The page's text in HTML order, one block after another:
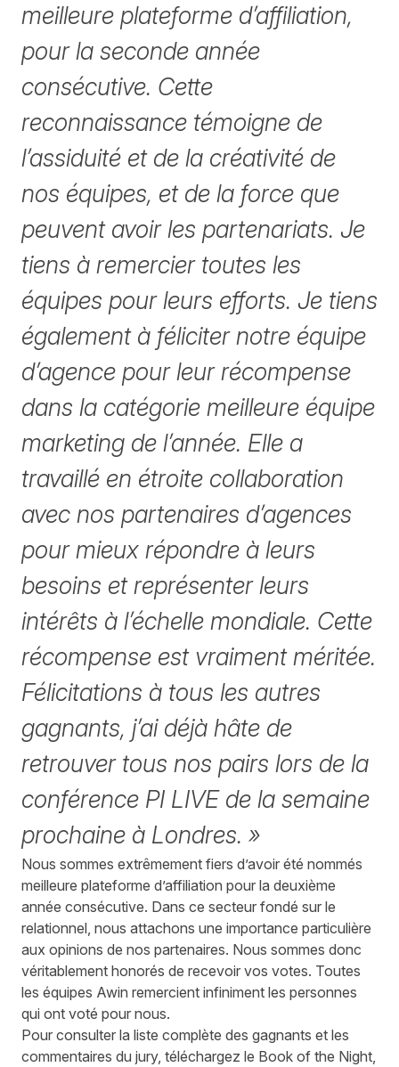
meilleure plateforme d’affiliation,
pour la seconde année
consécutive. Cette
reconnaissance témoigne de
l’assiduité et de la créativité de
nos équipes, et de la force que
peuvent avoir les partenariats. Je
tiens à remercier toutes les
équipes pour leurs efforts. Je tiens
également à féliciter notre équipe
d’agence pour leur récompense
dans la catégorie meilleure équipe
marketing de l’année. Elle a
travaillé en étroite collaboration
avec nos partenaires d’agences
pour mieux répondre à leurs
besoins et représenter leurs
intérêts à l’échelle mondiale. Cette
récompense est vraiment méritée.
Félicitations à tous les autres
gagnants, j’ai déjà hâte de
retrouver tous nos pairs lors de la
conférence PI LIVE de la semaine
prochaine à Londres. »
Nous sommes extrêmement fiers d’avoir été nommés
meilleure plateforme d’affiliation pour la deuxième
année consécutive. Dans ce secteur fondé sur le
relationnel, nous attachons une importance particulière
aux opinions de nos partenaires. Nous sommes donc
véritablement honorés de recevoir vos votes. Toutes
les équipes Awin remercient infiniment les personnes
qui ont voté pour nous.
Pour consulter la liste complète des gagnants et les
commentaires du jury, téléchargez le Book of the Night